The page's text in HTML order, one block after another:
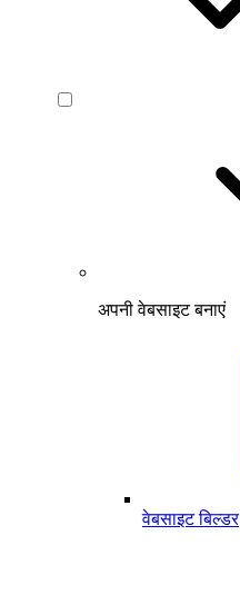
अपनी वेबसाइट बनाएं
वेबसाइट बिल्डर